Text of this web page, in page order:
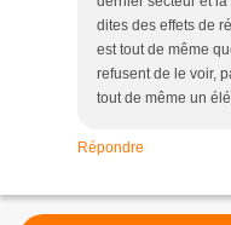
dites des effets de
est tout de même
refusent de le voir,
tout de même un
Répondre